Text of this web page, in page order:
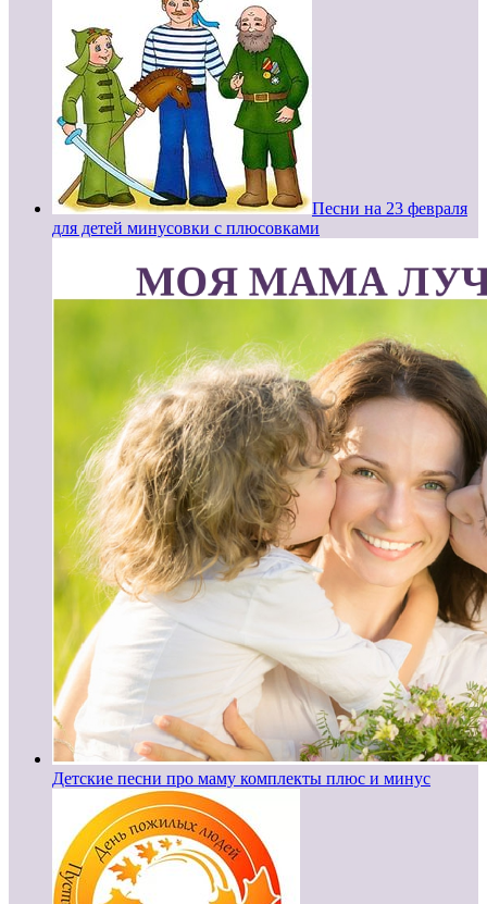
Песни на 23 февраля
для детей минусовки с плюсовками
Детские песни про маму комплекты плюс и минус